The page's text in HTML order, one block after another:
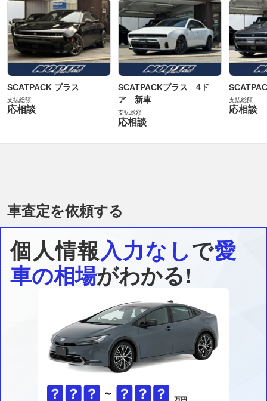
SCATPACK プラス
支払総額
応相談
SCATPACKプラス 4ド
ア 新車
支払総額
応相談
支払総額
応相談
車査定を依頼する
個人情報入力なしで愛
車の相場がわかる!